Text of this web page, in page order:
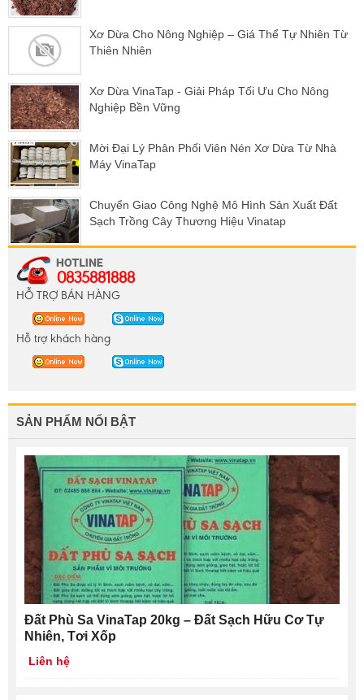
Xơ Dừa Cho Nông Nghiệp – Giá Thể Tự Nhiên Từ
Thiên Nhiên
Xơ Dừa VinaTap - Giải Pháp Tối Ưu Cho Nông
Nghiệp Bền Vững
Mời Đại Lý Phân Phối Viên Nén Xơ Dừa Từ Nhà
Máy VinaTap
Chuyển Giao Công Nghệ Mô Hình Sản Xuất Đất
Sạch Trồng Cây Thương Hiệu Vinatap
0835881888
HỖ TRỢ BÁN HÀNG
Hỗ trợ khách hàng
SẢN PHẨM NỔI BẬT
Đất Phù Sa VinaTap 20kg – Đất Sạch Hữu Cơ Tự
Nhiên, Tơi Xốp
Liên hệ